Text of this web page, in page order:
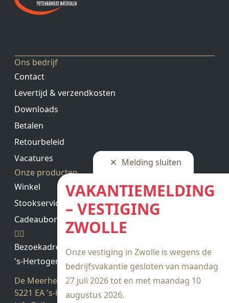
Melding sluiten
VAKANTIEMELDING
– VESTIGING
ZWOLLE
Onze vestiging in Zwolle is wegens de
bedrijfsvakantie gesloten van maandag
27 juli 2026 tot en met maandag 10
augustus 2026.
Ons bedrijf
Contact
Levertijd & verzendkosten
Downloads
Betalen
Retourbeleid
Vacatures
Onze producten
Winkel
Stookservice
Cadeaubon saldo
Bezoekadres
's-Hertogenbosch
De Meerheuvel 21
5221 EA 's-Hertogenbosch